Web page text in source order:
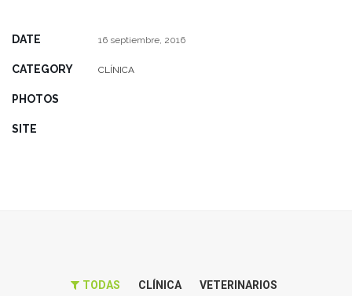
DATE 16 septiembre, 2016
CATEGORY CLÍNICA
PHOTOS
SITE
TODAS CLÍNICA VETERINARIOS